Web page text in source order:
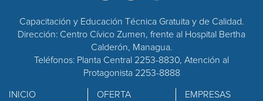
Capacitación y Educación Técnica Gratuita y de Calidad.
Dirección: Centro Cívico Zumen, frente al Hospital Bertha
Calderón, Managua.
Teléfonos: Planta Central 2253-8830, Atención al
Protagonista 2253-8888
INICIO
OFERTA
EMPRESAS